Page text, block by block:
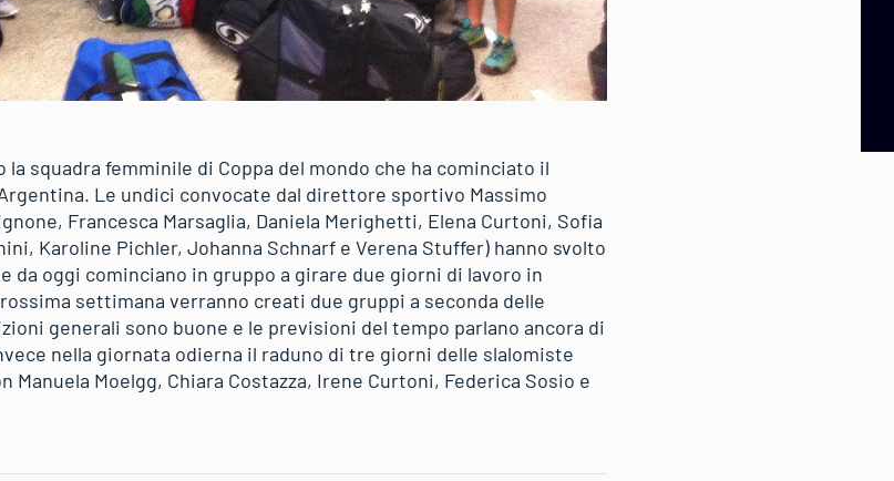
squadra femminile di Coppa del mondo che ha cominciato il
Le undici convocate dal direttore sportivo Massimo
Francesca Marsaglia, Daniela Merighetti, Elena Curtoni, Sofia
Karoline Pichler, Johanna Schnarf e Verena Stuffer) hanno svolto
da oggi cominciano in gruppo a girare due giorni di lavoro in
settimana verranno creati due gruppi a seconda delle
generali sono buone e le previsioni del tempo parlano ancora di
nella giornata odierna il raduno di tre giorni delle slalomiste
Manuela Moelgg, Chiara Costazza, Irene Curtoni, Federica Sosio e